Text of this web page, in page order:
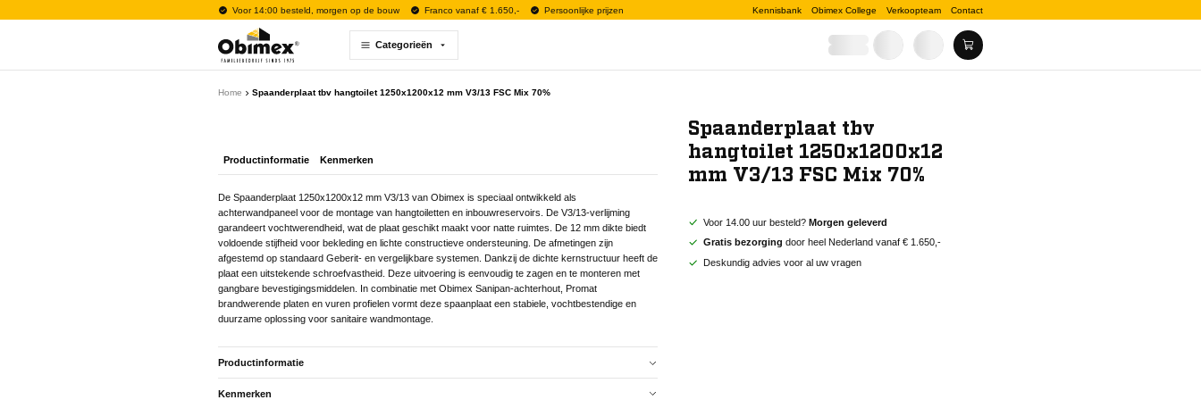
Voor 14:00 besteld, morgen op de bouw Franco vanaf € 1.650,- Persoonlijke prijzen Kennisbank Obimex College Verkoopteam Contact
Categorieën
Home Spaanderplaat tbv hangtoilet 1250x1200x12 mm V3/13 FSC Mix 70%
Spaanderplaat tbv
hangtoilet 1250x1200x12
mm V3/13 FSC Mix 70%
Voor 14.00 uur besteld? Morgen geleverd
Gratis bezorging door heel Nederland vanaf € 1.650,-
Deskundig advies voor al uw vragen
Productinformatie Kenmerken
De Spaanderplaat 1250x1200x12 mm V3/13 van Obimex is speciaal ontwikkeld als
achterwandpaneel voor de montage van hangtoiletten en inbouwreservoirs. De V3/13-verlijming
garandeert vochtwerendheid, wat de plaat geschikt maakt voor natte ruimtes. De 12 mm dikte biedt
voldoende stijfheid voor bekleding en lichte constructieve ondersteuning. De afmetingen zijn
afgestemd op standaard Geberit- en vergelijkbare systemen. Dankzij de dichte kernstructuur heeft de
plaat een uitstekende schroefvastheid. Deze uitvoering is eenvoudig te zagen en te monteren met
gangbare bevestigingsmiddelen. In combinatie met Obimex Sanipan-achterhout, Promat
brandwerende platen en vuren profielen vormt deze spaanplaat een stabiele, vochtbestendige en
duurzame oplossing voor sanitaire wandmontage.
Productinformatie
De Spaanderplaat 1250x1200x12 mm V3/13 van Obimex is speciaal ontwikkeld als
Kenmerken